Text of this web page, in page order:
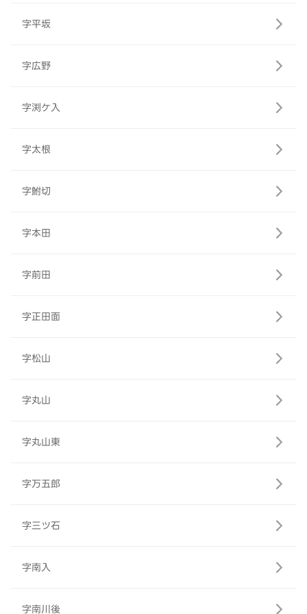
字平坂
字広野
字渕ケ入
字太根
字鮒切
字本田
字前田
字正田面
字松山
字丸山
字丸山東
字万五郎
字三ツ石
字南入
字南川後